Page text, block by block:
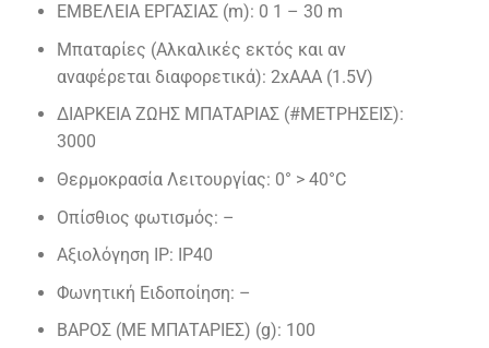
ΕΜΒΕΛΕΙΑ ΕΡΓΑΣΙΑΣ (m): 0 1 – 30 m
Μπαταρίες (Αλκαλικές εκτός και αν
αναφέρεται διαφορετικά): 2xAAA (1.5V)
ΔΙΑΡΚΕΙΑ ΖΩΗΣ ΜΠΑΤΑΡΙΑΣ (#ΜΕΤΡΗΣΕΙΣ):
3000
Θερμοκρασία Λειτουργίας: 0° > 40°C
Οπίσθιος φωτισμός: –
Αξιολόγηση ΙΡ: IP40
Φωνητική Ειδοποίηση: –
ΒΑΡΟΣ (ΜΕ ΜΠΑΤΑΡΙΕΣ) (g): 100